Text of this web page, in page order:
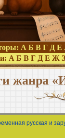
А Б В Г Д Е
А Б В Г Д Е Ж З
жанра
русская и